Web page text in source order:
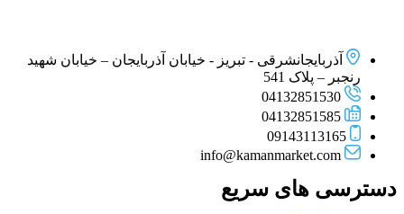
آذربایجانشرقی - تبریز - خیابان آذربایجان – خیابان شهید
رنجبر – پلاک 541
04132851530
04132851585
09143113165
info@kamanmarket.com
دسترسی های سریع